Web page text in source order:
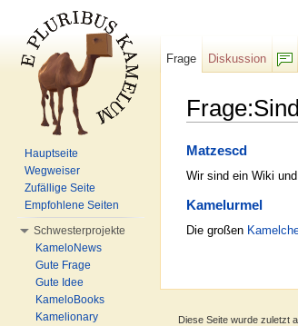
Matzescd
Wir sind ein Wiki
Kamelurmel
Die großen
Frage
Diskussion
Hauptseite
Wegweiser
Zufällige Seite
Empfohlene Seiten
Schwesterprojekte
KameloNews
Gute Frage
Gute Idee
KameloBooks
Kamelionary
Diese Seite wurde zuletzt